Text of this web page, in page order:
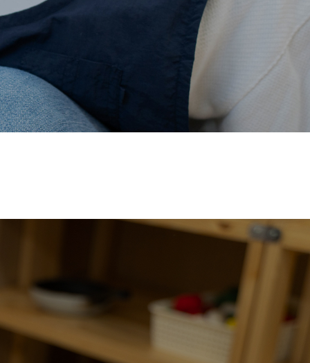
れ、厚生労働省の 【えるぼし認定(☆☆)】 を受けまし